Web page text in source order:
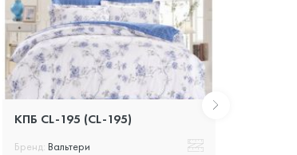
КПБ CL-195 (CL-195)
Бренд: Вальтери